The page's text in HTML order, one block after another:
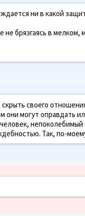
ни в какой
не брязгаясь в мелком,
своего
могут оправдать
Так, по-